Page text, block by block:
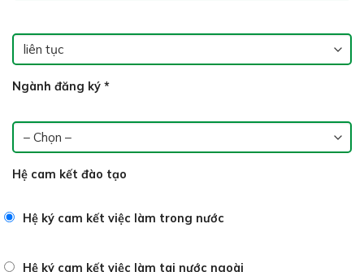
Ngành đăng ký *
Hệ cam kết đào tạo
Hệ ký cam kết việc làm trong nước
Hệ ký cam kết việc làm tai nước ngoài